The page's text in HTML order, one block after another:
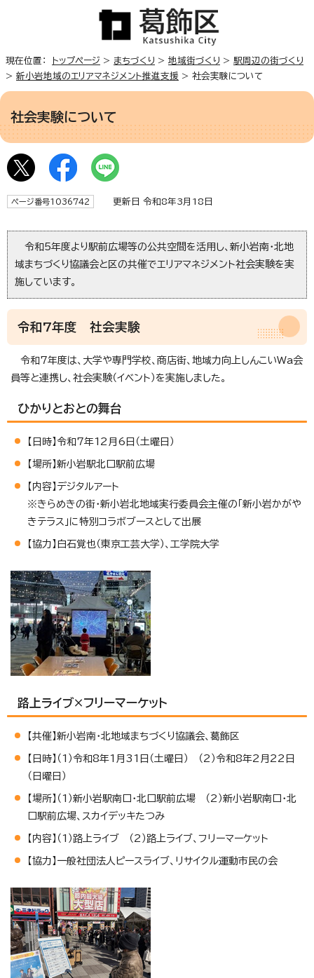
現在位置： トップページ > まちづくり > 地域街づくり > 駅周辺の街づくり
> 新小岩地域のエリアマネジメント推進支援 > 社会実験について
社会実験について
ページ番号1036742 更新日 令和8年3月18日
令和5年度より駅前広場等の公共空間を活用し、新小岩南・北地
域まちづくり協議会と区の共催でエリアマネジメント社会実験を実
施しています。
令和7年度 社会実験
令和7年度は、大学や専門学校、商店街、地域力向上しんこいWa会
員等と連携し、社会実験（イベント）を実施しました。
ひかりとおとの舞台
【日時】令和7年12月6日（土曜日）
【場所】新小岩駅北口駅前広場
【内容】デジタルアート
※きらめきの街・新小岩北地域実行委員会主催の「新小岩かがや
きテラス」に特別コラボブースとして出展
【協力】白石覚也（東京工芸大学）、工学院大学
路上ライブ×フリーマーケット
【共催】新小岩南・北地域まちづくり協議会、葛飾区
【日時】（1）令和8年1月31日（土曜日） （2）令和8年2月22日
（日曜日）
【場所】（1）新小岩駅南口・北口駅前広場 （2）新小岩駅南口・北
口駅前広場、スカイデッキたつみ
【内容】（1）路上ライブ （2）路上ライブ、フリーマーケット
【協力】一般社団法人ピースライブ、リサイクル運動市民の会